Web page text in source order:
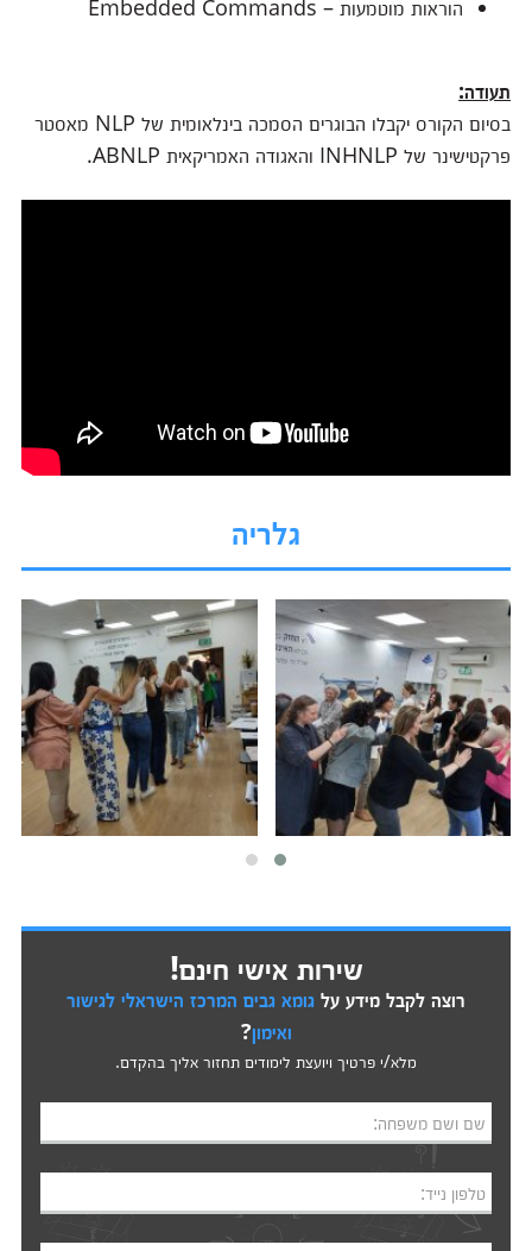
הוראות מוטמעות – Embedded Commands
תעודה:
בסיום הקורס יקבלו הבוגרים הסמכה בינלאומית של NLP מאסטר
פרקטישינר של INHNLP והאגודה האמריקאית ABNLP.
גלריה
שירות אישי חינם!
רוצה לקבל מידע על גומא גבים המרכז הישראלי לגישור
ואימון?
מלא/י פרטיך ויועצת לימודים תחזור אליך בהקדם.
שם ושם משפחה:
טלפון נייד: